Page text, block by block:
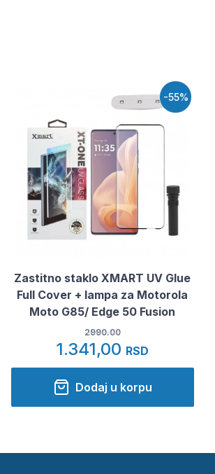
-55%
Zastitno staklo XMART UV Glue
Full Cover + lampa za Motorola
Moto G85/ Edge 50 Fusion
2990.00
1.341,00 RSD
Dodaj u korpu